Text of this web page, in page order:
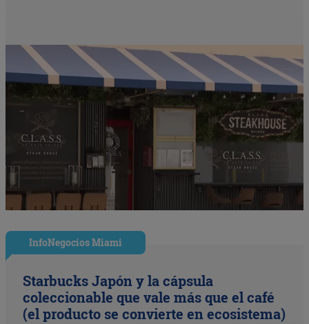
InfoNegocios Miami
Starbucks Japón y la cápsula
coleccionable que vale más que el café
(el producto se convierte en ecosistema)